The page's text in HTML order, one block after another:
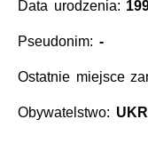
Data urodzenia:
Pseudonim: -
Ostatnie miejsce
Obywatelstwo: